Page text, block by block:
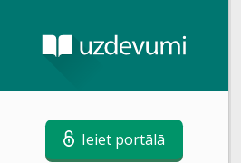
Ieiet portālā